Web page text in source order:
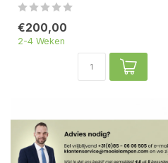
€200,00
2-4 Weken